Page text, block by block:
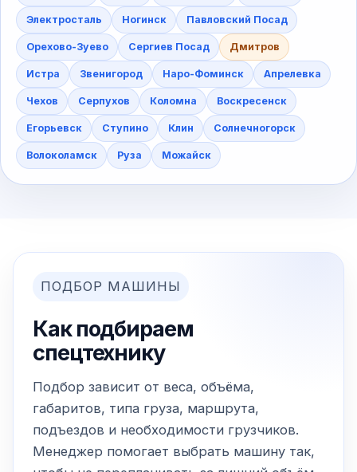
Электросталь Ногинск Павловский Посад
Орехово-Зуево Сергиев Посад Дмитров
Истра Звенигород Наро-Фоминск Апрелевка
Чехов Серпухов Коломна Воскресенск
Егорьевск Ступино Клин Солнечногорск
Волоколамск Руза Можайск
ПОДБОР МАШИНЫ
Как подбираем
спецтехнику
Подбор зависит от веса, объёма,
габаритов, типа груза, маршрута,
подъездов и необходимости грузчиков.
Менеджер помогает выбрать машину так,